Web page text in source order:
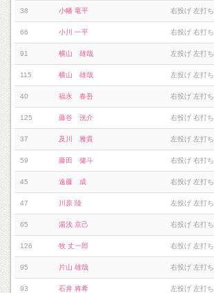
38 小幡 竜平 右投げ 左打ち
66 小川 一平 右投げ 右打ち
91 横山 雄哉 左投げ 左打ち
115 横山 雄哉 左投げ 左打ち
40 福永 春吾 右投げ 左打ち
125 藤谷 洸介 右投げ 右打ち
37 及川 雅貴 左投げ 左打ち
59 藤田 健斗 右投げ 右打ち
45 遠藤 成 右投げ 左打ち
47 川原 陸 左投げ 左打ち
65 湯浅 京己 右投げ 右打ち
126 牧 丈一郎 右投げ 左打ち
95 片山 雄哉 右投げ 左打ち
93 石井 将希 左投げ 左打ち